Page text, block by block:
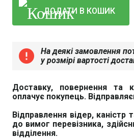
ДОДАТИ В КОШИК
error
На деякі замовлення
у розмірі вартості
Доставку, повернення та
оплачує покупець.
Відправлення відер, каністр
до вимог перевізника,
відділення.